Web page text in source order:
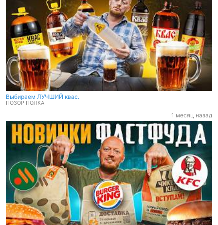
Выбираем ЛУЧШИЙ квас.
ПОЗОР ПОЛКА
Выбираем ЛУЧШИЙ квас.
ПОЗОР ПОЛКА
1 месяц назад